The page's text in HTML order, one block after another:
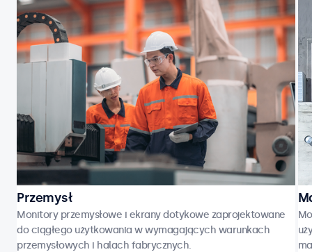
Przemysł
Monitory przemysłowe i ekrany dotykowe zaprojektowane
do ciągłego użytkowania w wymagających warunkach
przemysłowych i halach fabrycznych.